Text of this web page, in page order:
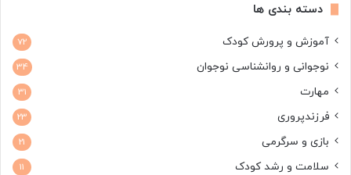
دسته بندی ها
آموزش و پرورش کودک 72
نوجوانی و روانشناسی نوجوان 34
مهارت 31
فرزندپروری 23
بازی و سرگرمی 21
سلامت و رشد کودک 11